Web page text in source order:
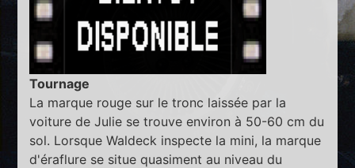
Tournage
La marque rouge sur le tronc laissée par la
voiture de Julie se trouve environ à 50-60 cm du
sol. Lorsque Waldeck inspecte la mini, la marque
d'éraflure se situe quasiment au niveau du